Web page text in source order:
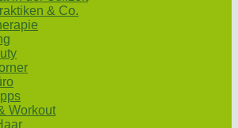
& Co.
Workout